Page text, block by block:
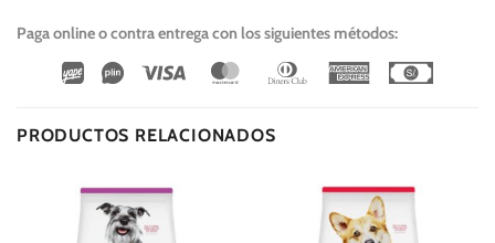
Paga online o contra entrega con los siguientes métodos:
Wirecard
Vipps Visa MasterCardDinners
American
PRODUCTOS RELACIONADOS